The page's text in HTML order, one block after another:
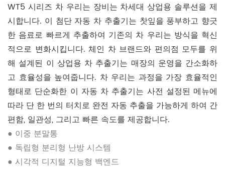
WT5 시리즈 차 우리는 장비는 차세대 상업용 솔루션을 제
시합니다. 이 첨단 자동 차 추출기는 찻잎을 풍부하고 향긋
한 음료로 빠르게 추출하여 기존의 차 우리는 방식을 혁신
적으로 변화시킵니다. 체인 차 브랜드와 편의점 모두를 위
해 설계된 이 상업용 차 추출기는 매장의 운영을 간소화하
고 효율성을 높여줍니다. 차 우리는 과정을 가장 효율적인
형태로 단순화한 이 자동 차 추출기는 사전 설정된 메뉴에
따라 단 한 번의 터치로 완전 자동 추출을 가능하게 하여 간
편함, 일관성, 그리고 빠른 속도를 제공합니다.
● 이중 분말통
● 독립형 분리형 난방 시스템
● 시각적 디지털 지능형 백엔드